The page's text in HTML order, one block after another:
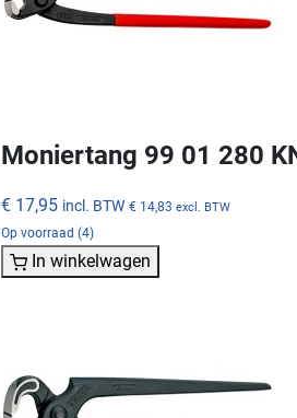
Moniertang 99 01 280
€ 17,95 incl. BTW € 14,83 excl. BTW
Op voorraad (4)
In winkelwagen